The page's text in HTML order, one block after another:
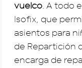
vuelco . A todo
Isofix, que
asientos para
de Repartición
encarga de